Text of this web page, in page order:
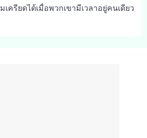
มเครียดได้เมื่อพวกเขามีเวลาอยู่คนเดียว